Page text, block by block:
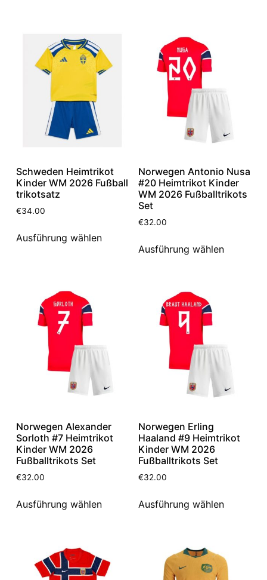
Schweden Heimtrikot
Kinder WM 2026 Fußball
trikotsatz
€34.00
Ausführung wählen
Norwegen Antonio Nusa
#20 Heimtrikot Kinder
WM 2026 Fußballtrikots
Set
€32.00
Ausführung wählen
Norwegen Alexander
Sorloth #7 Heimtrikot
Kinder WM 2026
Fußballtrikots Set
€32.00
Ausführung wählen
Norwegen Erling
Haaland #9 Heimtrikot
Kinder WM 2026
Fußballtrikots Set
€32.00
Ausführung wählen